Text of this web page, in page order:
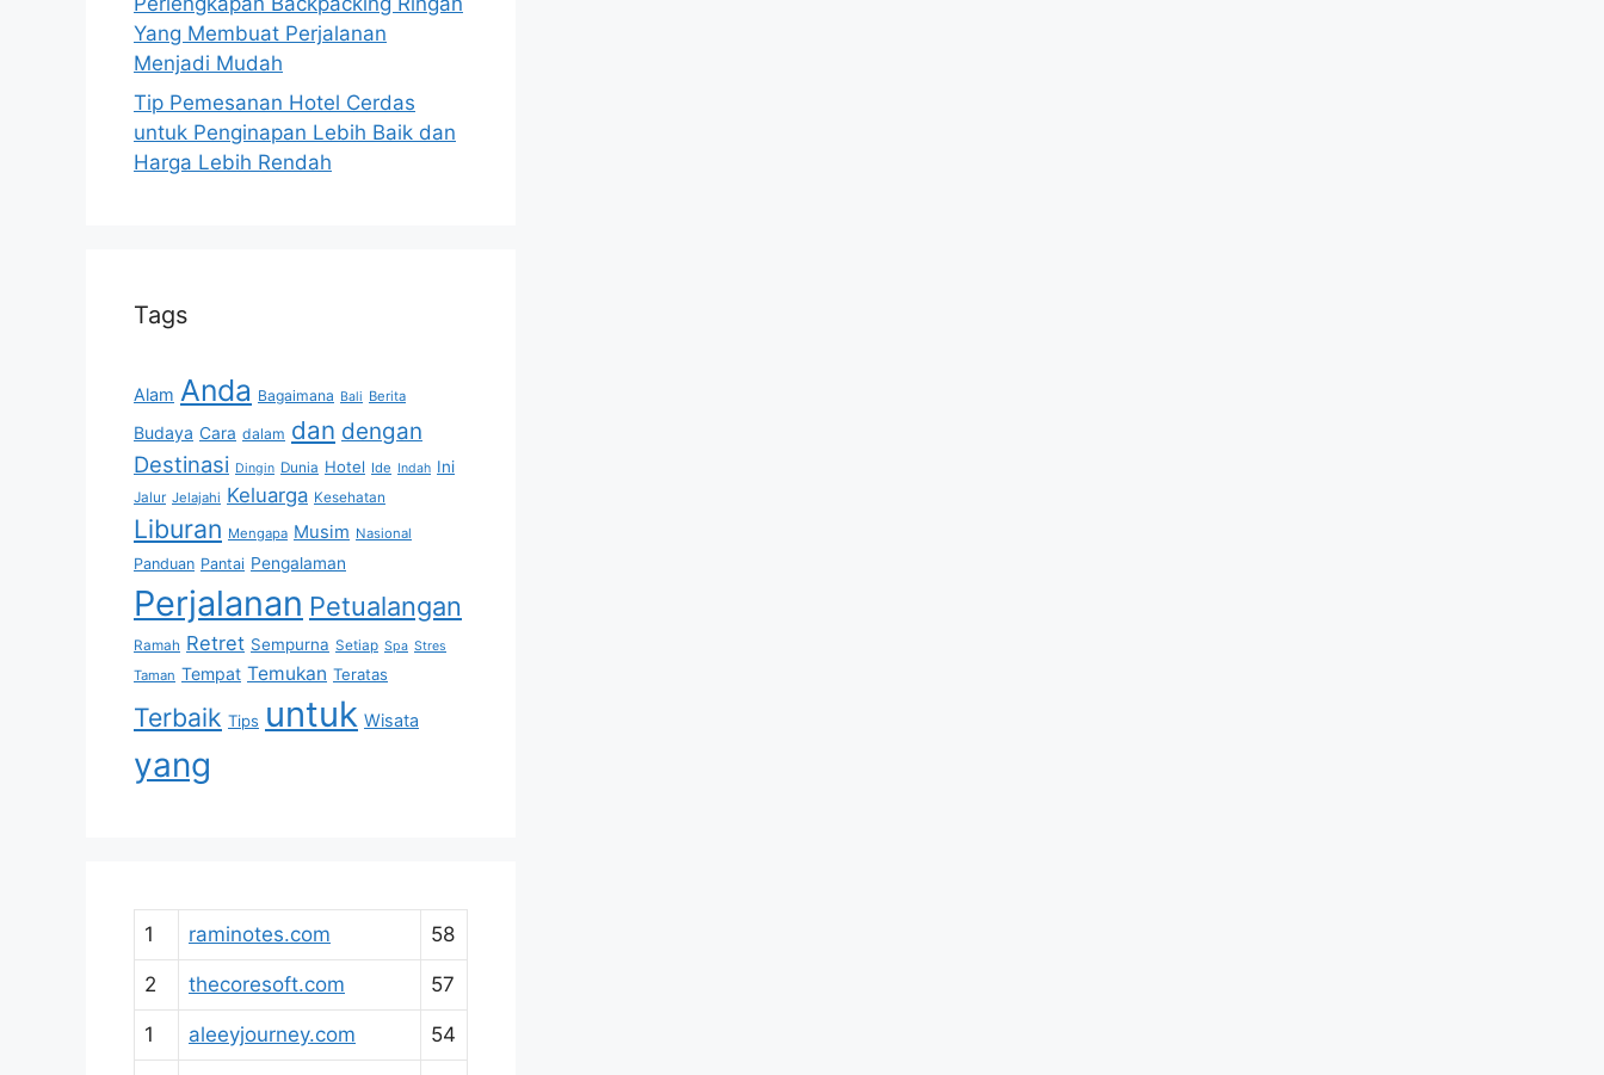
Yang Membuat Perjalanan
Menjadi Mudah
Tip Pemesanan Hotel Cerdas
untuk Penginapan Lebih Baik dan
Harga Lebih Rendah
Tags
Alam Anda Bagaimana Bali Berita
Budaya Cara dalam dan dengan
Destinasi Dingin Dunia Hotel Ide Indah Ini
Jalur Jelajahi Keluarga Kesehatan
Liburan Mengapa Musim Nasional
Panduan Pantai Pengalaman
Perjalanan Petualangan
Ramah Retret Sempurna Setiap Spa Stres
Taman Tempat Temukan Teratas
Terbaik Tips untuk Wisata
yang
1 raminotes.com 58
2 thecoresoft.com 57
1 aleeyjourney.com 54